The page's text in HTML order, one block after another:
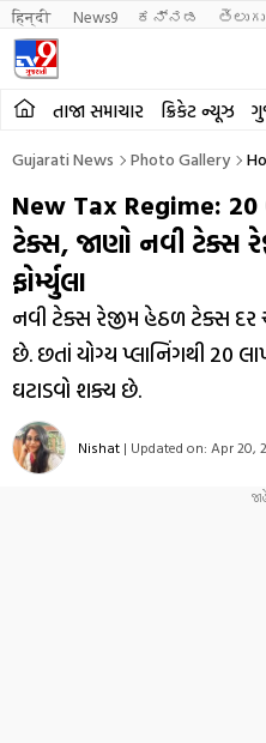
हिन्दी News9 ಕನ್ನಡ తెలుగు
તાજા સમાચાર ક્રિકેટ ન્યૂઝ
Gujarati News Photo Gallery
New Tax Regime:
ટેક્સ, જાણો નવી ટેક્સ
ફોર્મ્યુલા
નવી ટેક્સ રેજીમ હેઠળ ટેક્સ દર
છે. છતાં યોગ્ય પ્લાનિંગથી ₹20
ઘટાડવો શક્ય છે.
Nishat | Updated on: Apr 20,